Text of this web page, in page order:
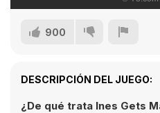
900
DESCRIPCIÓN DEL JUEGO:
¿De qué trata Ines Gets